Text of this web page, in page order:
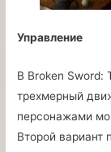
Управление
В Broken Sword:
трехмерный
персонажами
Второй вариант